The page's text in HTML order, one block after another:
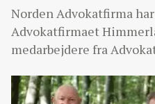
Norden Advokatfirma
Advokatfirmaet
medarbejdere fra